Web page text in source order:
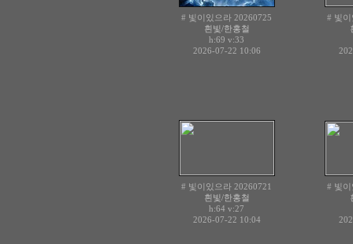
# 빛이있으라 20260725
흰빛/한홍철
h:69 v:33
2026-07-22 10:06
# 빛
# 빛이있으라 20260721
흰빛/한홍철
h:64 v:27
2026-07-22 10:04
# 빛